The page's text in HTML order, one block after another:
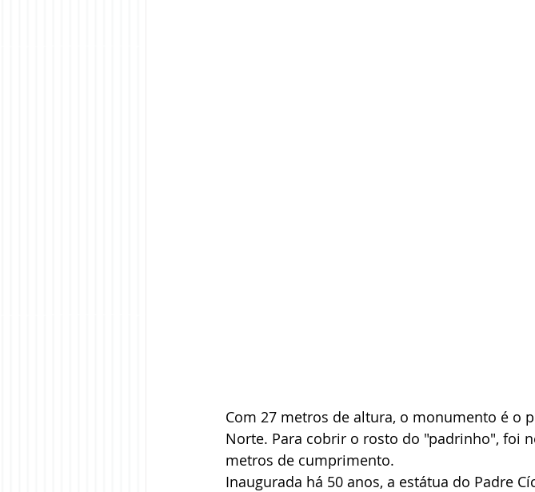
Com 27 metros de altura, o monumento é o
Norte. Para cobrir o rosto do "padrinho", foi
metros de cumprimento.
Inaugurada há 50 anos, a estátua do Padre